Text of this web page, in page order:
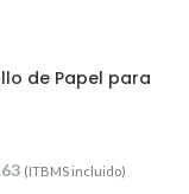
de Papel para
(ITBMS incluido)